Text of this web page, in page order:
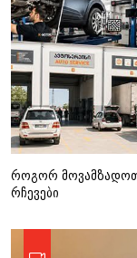
როგორ მოვამზადოთ
რჩევები